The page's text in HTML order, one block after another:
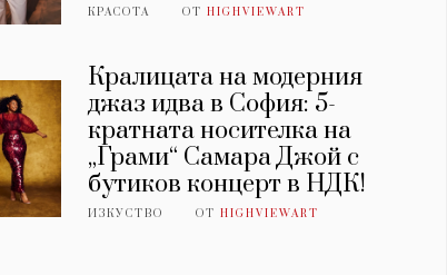
КРАСОТА ОТHIGHVIEWART
Кралицата на модерния
джаз идва в София: 5-
кратната носителка на
„Грами“ Самара Джой с
бутиков концерт в НДК!
ИЗКУСТВО ОТHIGHVIEWART